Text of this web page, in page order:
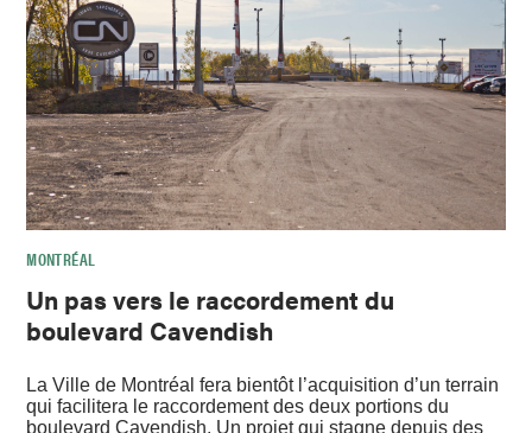
MONTRÉAL
Un pas vers le raccordement du
boulevard Cavendish
La Ville de Montréal fera bientôt l’acquisition d’un terrain
qui facilitera le raccordement des deux portions du
boulevard Cavendish. Un projet qui stagne depuis des